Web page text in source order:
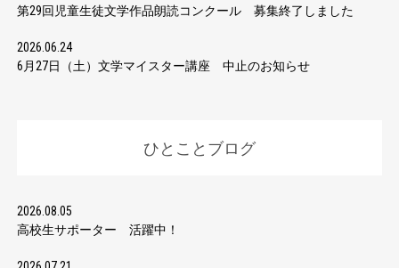
第29回児童生徒文学作品朗読コンクール 募集終了しました
2026.06.24
6月27日（土）文学マイスター講座 中止のお知らせ
ひとことブログ
2026.08.05
高校生サポーター 活躍中！